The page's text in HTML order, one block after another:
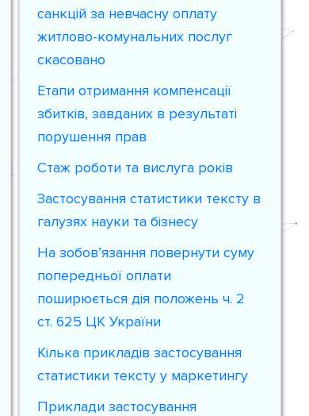
санкцій за невчасну оплату
житлово-комунальних послуг
скасовано
Етапи отримання компенсації
збитків, завданих в результаті
порушення прав
Стаж роботи та вислуга років
Застосування статистики тексту в
галузях науки та бізнесу
На зобов’язання повернути суму
попередньої оплати
поширюється дія положень ч. 2
ст. 625 ЦК України
Кілька прикладів застосування
статистики тексту у маркетингу
Приклади застосування